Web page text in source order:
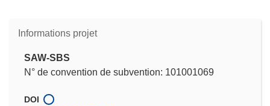
Informations projet
SAW-SBS
N° de convention de subvention: 101001069
DOI